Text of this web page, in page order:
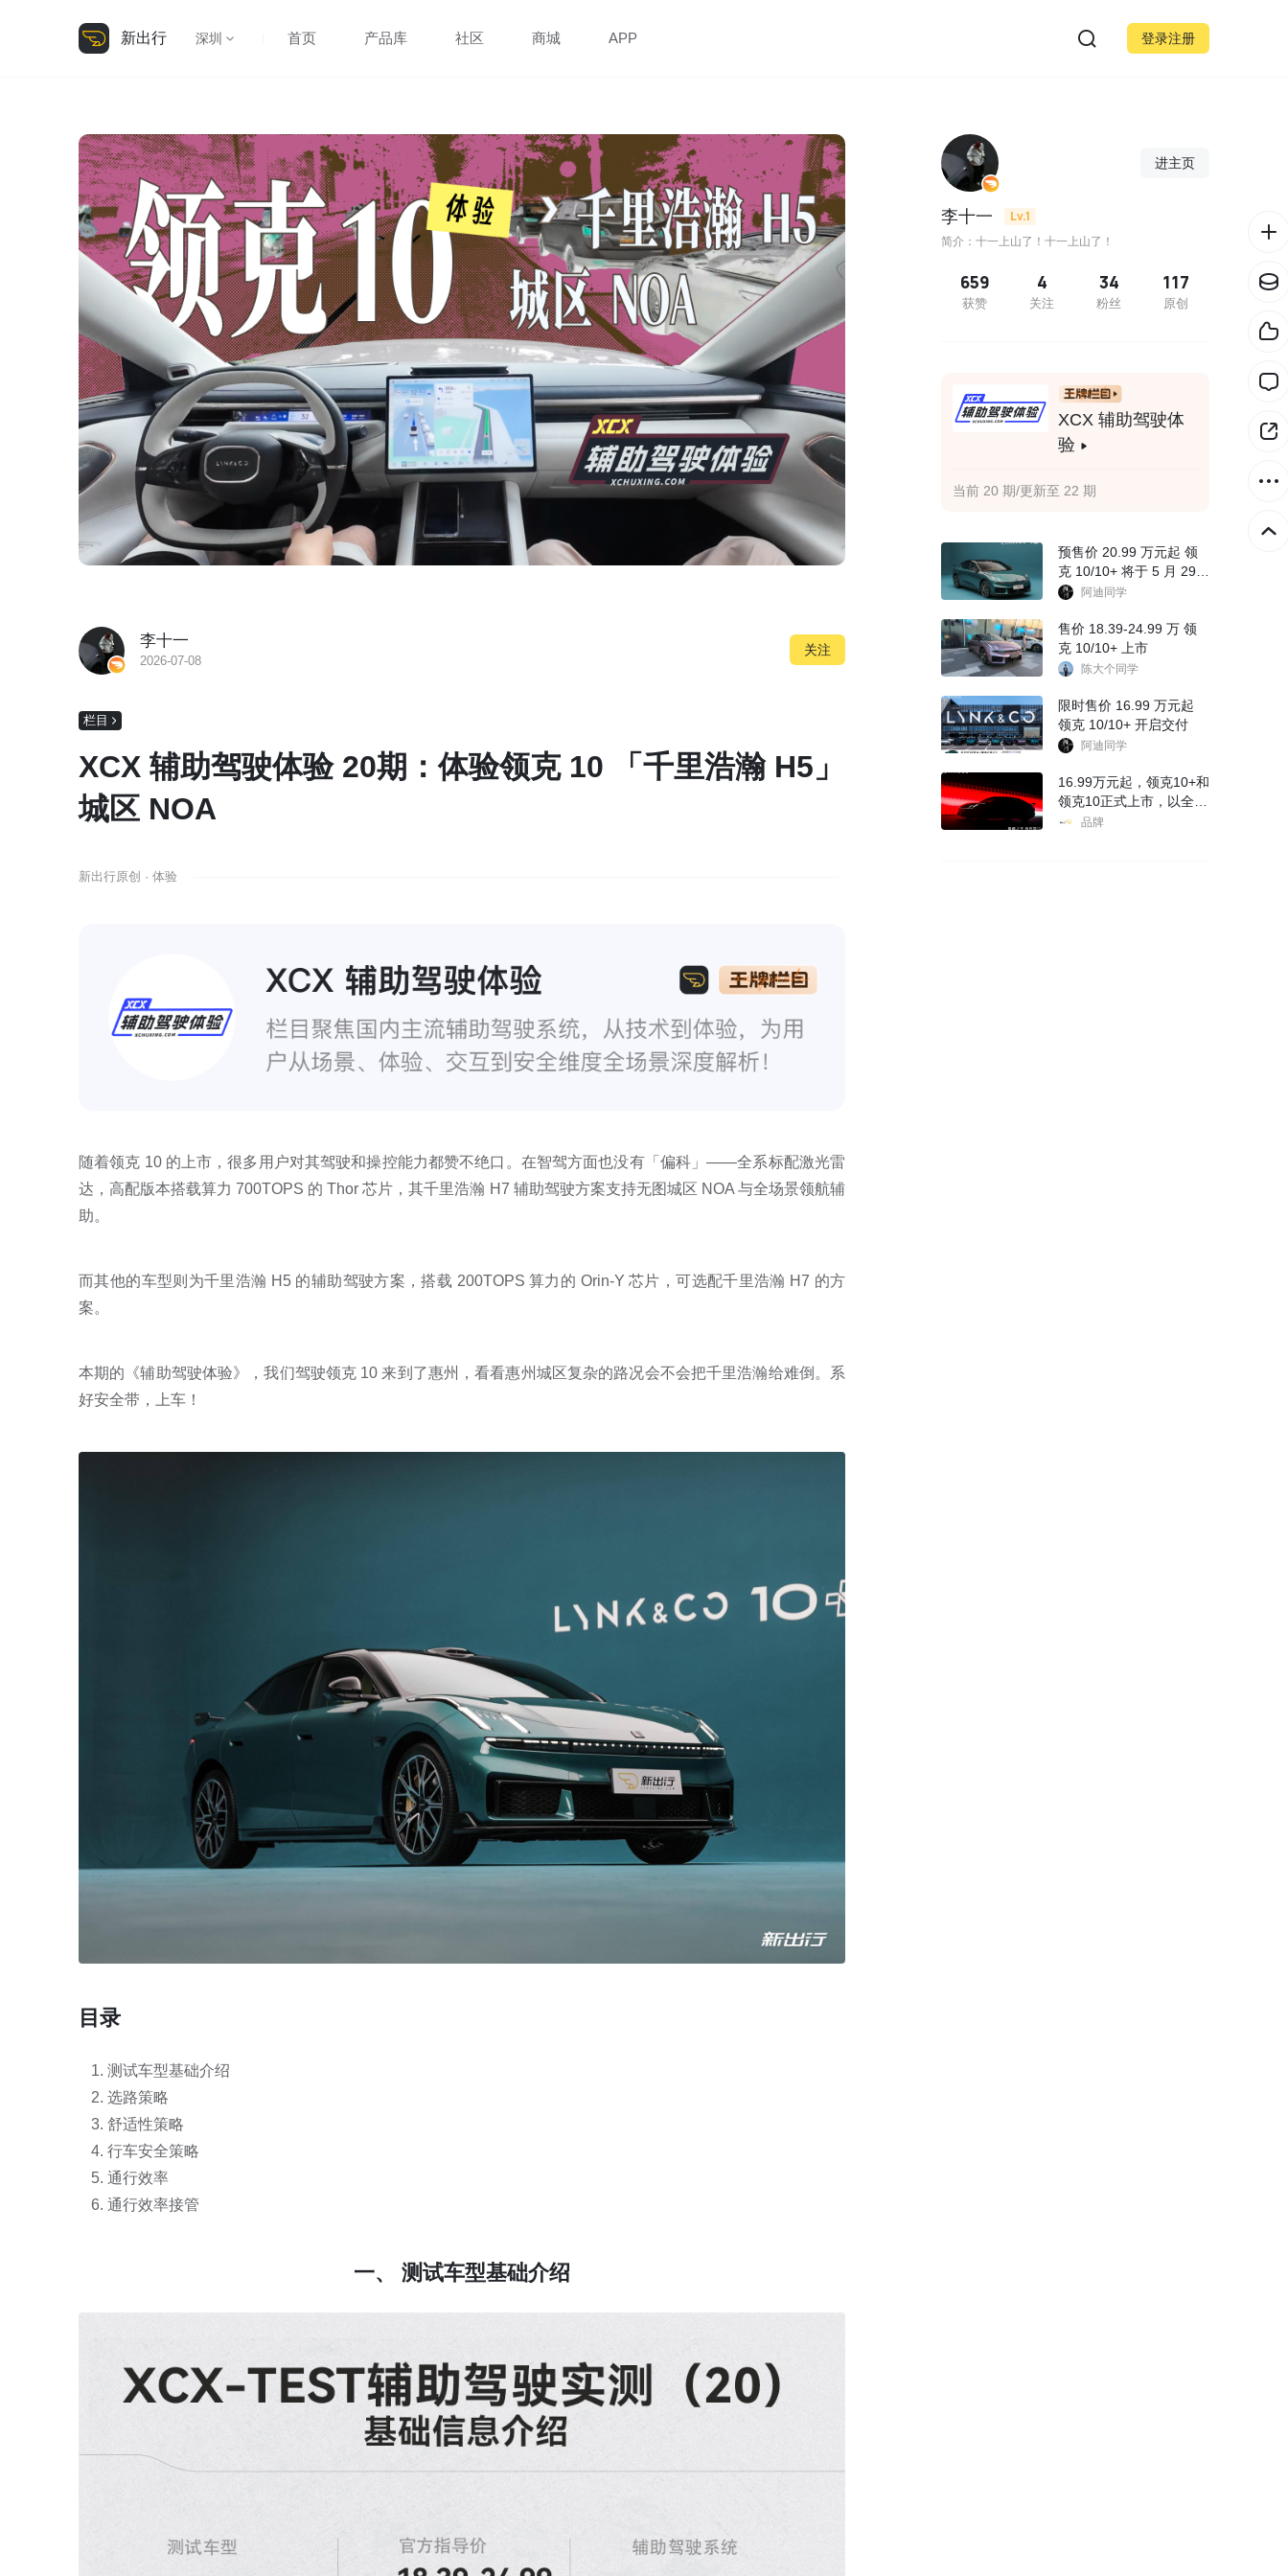
新出行 深圳 首页 产品库 社区 商城 APP 登录注册
李十一
2026-07-08
关注
栏目
XCX 辅助驾驶体验 20期：体验领克 10 「千里浩瀚 H5」
城区 NOA
新出行原创 · 体验
随着领克 10 的上市，很多用户对其驾驶和操控能力都赞不绝口。在智驾方面也没有「偏科」——全系标配激光雷
达，高配版本搭载算力 700TOPS 的 Thor 芯片，其千里浩瀚 H7 辅助驾驶方案支持无图城区 NOA 与全场景领航辅
助。
而其他的车型则为千里浩瀚 H5 的辅助驾驶方案，搭载 200TOPS 算力的 Orin-Y 芯片，可选配千里浩瀚 H7 的方
案。
本期的《辅助驾驶体验》，我们驾驶领克 10 来到了惠州，看看惠州城区复杂的路况会不会把千里浩瀚给难倒。系
好安全带，上车！
目录
测试车型基础介绍
选路策略
舒适性策略
行车安全策略
通行效率
通行效率接管
一、 测试车型基础介绍
进主页
李十一 Lv.1
简介：十一上山了！十一上山了！
659
获赞
4
关注
34
粉丝
117
原创
XCX 辅助驾驶体
验
当前 20 期/更新至 22 期
预售价 20.99 万元起 领
克 10/10+ 将于 5 月 29
日上市阿迪同学
售价 18.39-24.99 万 领
克 10/10+ 上市
陈大个同学
限时售价 16.99 万元起
领克 10/10+ 开启交付
阿迪同学
16.99万元起，领克10+和
领克10正式上市，以全维
实力重塑中大型运动纯电
品牌